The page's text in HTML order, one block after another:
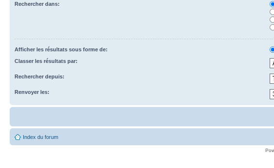
Rechercher dans:
Afficher les résultats sous forme de:
Classer les résultats par:
Rechercher depuis:
Renvoyer les:
Index du forum